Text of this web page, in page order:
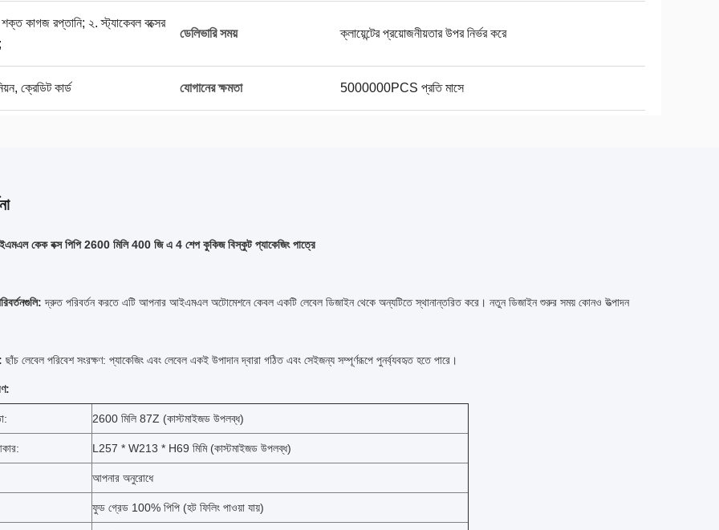
কাগজ রপ্তানি; ২. স্ট্যাকেবল বক্সের
ডেলিভারি সময় ক্লায়েন্টের প্রয়োজনীয়তার উপর নির্ভর করে
ক্রেডিট কার্ড যোগানের ক্ষমতা 5000000PCS প্রতি মাসে
কেক বক্স পিপি 2600 মিলি 400 জি এ 4 শেপ কুকিজ বিস্কুট প্যাকেজিং পাত্রে
দ্রুত পরিবর্তন করতে এটি আপনার আইএমএল অটোমেশনে কেবল একটি লেবেল ডিজাইন থেকে অন্যটিতে স্থানান্তরিত করে। নতুন ডিজাইন শুরুর সময় কোনও উত্পাদন
ছাঁচ লেবেল পরিবেশ সংরক্ষণ: প্যাকেজিং এবং লেবেল একই উপাদান দ্বারা গঠিত এবং সেইজন্য সম্পূর্ণরূপে পুনর্ব্যবহৃত হতে পারে।
2600 মিলি 87Z (কাস্টমাইজড উপলব্ধ)
L257 * W213 * H69 মিমি (কাস্টমাইজড উপলব্ধ)
আপনার অনুরোধে
ফুড গ্রেড 100% পিপি (হট ফিলিং পাওয়া যায়)